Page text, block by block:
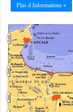
Plus d Informations »